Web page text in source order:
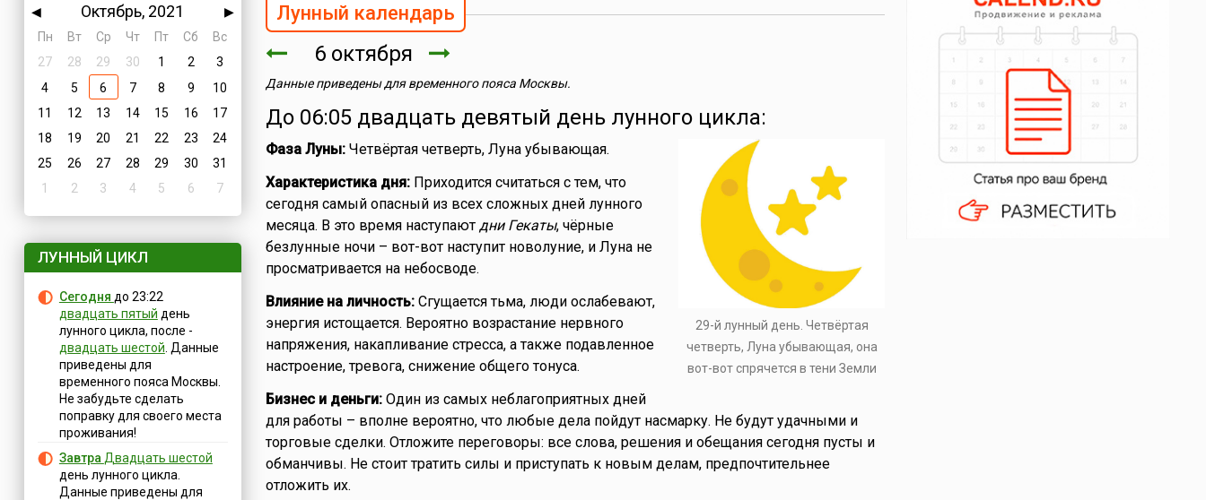
◀ Октябрь, 2021
▶
Пн
Вт Ср Чт Пт Сб
Вс
27
28 29 30 1 2
3
4
5 6 7 8 9
10
11
12 13 14 15 16
17
18
19 20 21 22 23
24
25
26 27 28 29 30
31
1
2 3 4 5 6 7
ЛУННЫЙ ЦИКЛ
Сегодня до 23:22
двадцать пятый день
лунного цикла, после -
двадцать шестой . Данные
приведены для
временного пояса Москвы.
Не забудьте сделать
поправку для своего места
проживания!
Завтра Двадцать шестой
день лунного цикла.
Данные приведены для
Лунный календарь
6 октября
Данные приведены для временного пояса Москвы.
До 06:05 двадцать девятый день лунного цикла:
29-й лунный день. Четвёртая
четверть, Луна убывающая, она
вот-вот спрячется в тени Земли
Фаза Луны:Четвёртая четверть, Луна убывающая.
Характеристика дня:Приходится считаться с тем, что
сегодня самый опасный из всех сложных дней лунного
месяца. В это время наступают дни Гекаты, чёрные
безлунные ночи – вот-вот наступит новолуние, и Луна не
просматривается на небосводе.
Влияние на личность:Сгущается тьма, люди ослабевают,
энергия истощается. Вероятно возрастание нервного
напряжения, накапливание стресса, а также подавленное
настроение, тревога, снижение общего тонуса.
Бизнес и деньги:Один из самых неблагоприятных дней
для работы – вполне вероятно, что любые дела пойдут насмарку. Не будут удачными и
торговые сделки. Отложите переговоры: все слова, решения и обещания сегодня пусты и
обманчивы. Не стоит тратить силы и приступать к новым делам, предпочтительнее
отложить их.